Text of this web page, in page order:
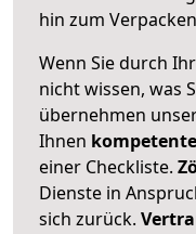
hin zum
Wenn Sie durch
nicht wissen, was
übernehmen
Ihnen
einer Checkliste.
Dienste in
sich zurück.